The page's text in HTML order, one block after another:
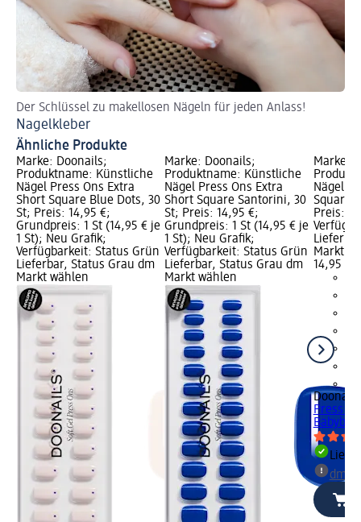
Der Schlüssel zu makellosen Nägeln für jeden Anlass!
Nagelkleber
Ähnliche Produkte
Marke: Doonails;
Produktname: Künstliche
Nägel Press Ons Extra
Short Square Blue Dots, 30
St; Preis: 14,95 €;
Grundpreis: 1 St (14,95 € je
1 St); Neu Grafik;
Verfügbarkeit: Status Grün
Lieferbar, Status Grau dm
Markt wählen
Marke: Doonails;
Produktname: Künstliche
Nägel Press Ons Extra
Short Square Santorini, 30
St; Preis: 14,95 €;
Grundpreis: 1 St (14,95 € je
1 St); Neu Grafik;
Verfügbarkeit: Status Grün
Lieferbar, Status Grau dm
Markt wählen
Marke:
Nägel
Square
Preis:
Markt
14,95 €
Doonails
Press
dm